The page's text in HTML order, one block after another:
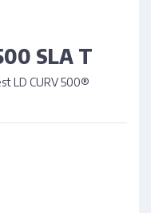
SLA T
LD CURV 500®